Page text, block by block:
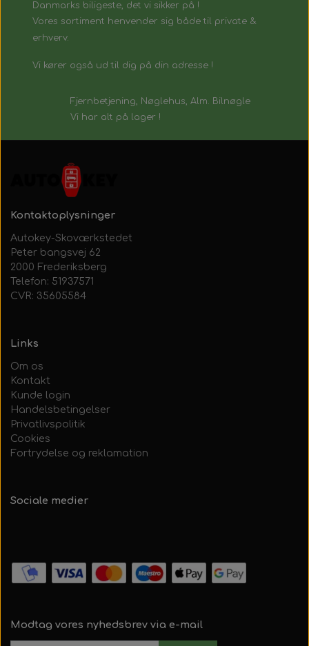
Danmarks biligeste, det vi sikker på !
Vores sortiment henvender sig både til private &
erhverv.
Vi kører også ud til dig på din adresse !
Fjernbetjening, Nøglehus, Alm. Bilnøgle
Vi har alt på lager !
Kontaktoplysninger
Autokey-Skoværkstedet
Peter bangsvej 62
2000 Frederiksberg
Telefon: 51937571
CVR: 35605584
Links
Om os
Kontakt
Kunde login
Handelsbetingelser
Privatlivspolitik
Cookies
Fortrydelse og reklamation
Sociale medier
Modtag vores nyhedsbrev via e-mail